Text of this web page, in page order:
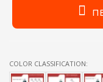
COLOR CLASSIFICATION: